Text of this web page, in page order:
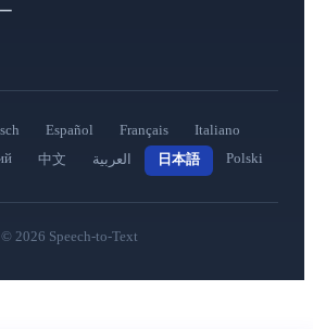
Español Français
Italiano
中文 العربية 日本語 Polski
© 2026 Speech-to-Text